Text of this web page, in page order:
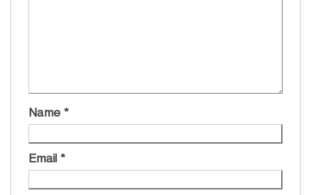
Name *
Email *